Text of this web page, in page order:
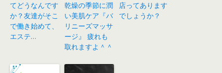
てどうなんです
か？友達がそこ
で働き始めて、
エステ…
乾燥の季節に潤
い美肌ケア『バ
リニーズマッサ
ージ』 疲れも
取れますよ＾＾
店ってあります
でしょうか？